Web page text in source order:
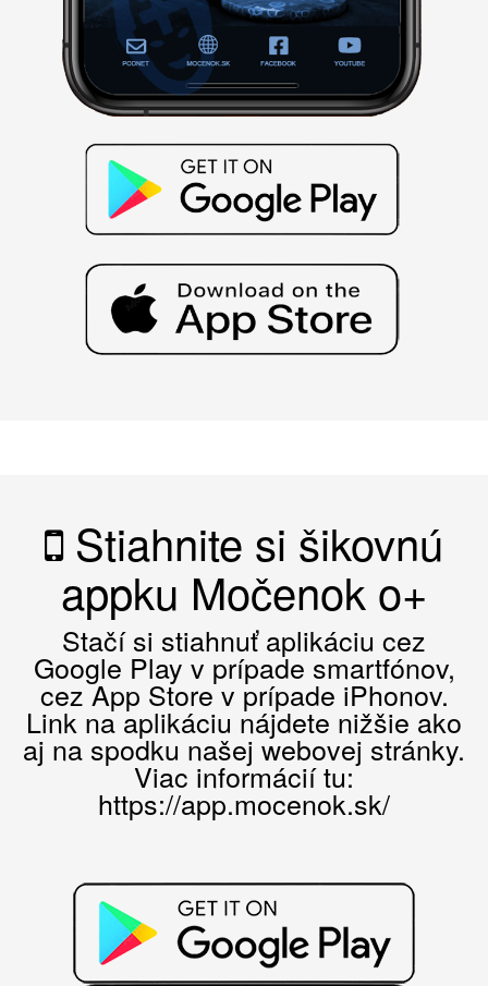
Stiahnite si šikovnú
appku Močenok o+
Stačí si stiahnuť aplikáciu cez
Google Play v prípade smartfónov,
cez App Store v prípade iPhonov.
Link na aplikáciu nájdete nižšie ako
aj na spodku našej webovej stránky.
Viac informácií tu:
https://app.mocenok.sk/